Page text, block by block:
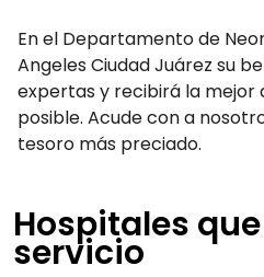
En el Departamento de
Angeles Ciudad Juárez su
expertas y recibirá la mejor
posible. Acude con a
tesoro más preciado.
Hospitales
servicio